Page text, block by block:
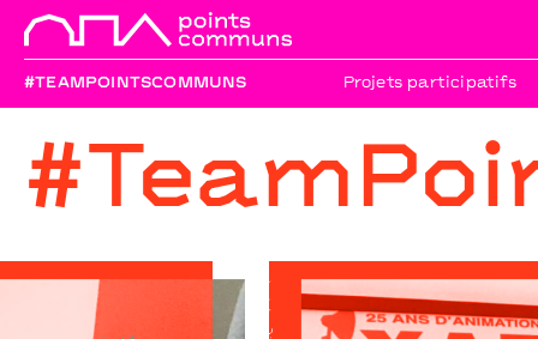
#TEAMPOINTSCOMMUNS Projets participatifs